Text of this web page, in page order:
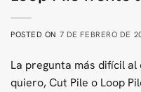
POSTED ON 7 DE FEBRERO DE
La pregunta más difícil al
quiero, Cut Pile o Loop